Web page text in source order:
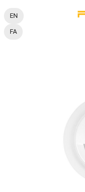
EN
FA